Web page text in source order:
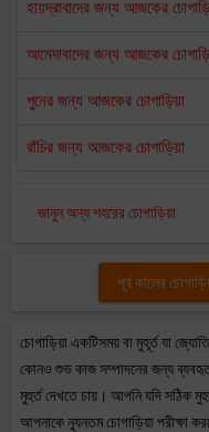
হায়দ্রাবাদের জন্য আজকের
আমেদাবাদের জন্য আজকের
পুনের জন্য আজকের চোগাড়িয়া
রাঁচির জন্য আজকের চোগাড়িয়া
জানুন অন্য শহরের চোগাড়িয়া
পূর্ব কালের
চোগাড়িয়া একটিসময় বা মুহূর্ত যা
কোনও শুভ কাজ সম্পাদনের জন্য
মুহুর্ত দেখতে চায়। আপনি যদি সঠিক
আপনাকে ন্যূনতম চোগাড়িয়া পরীক্ষা